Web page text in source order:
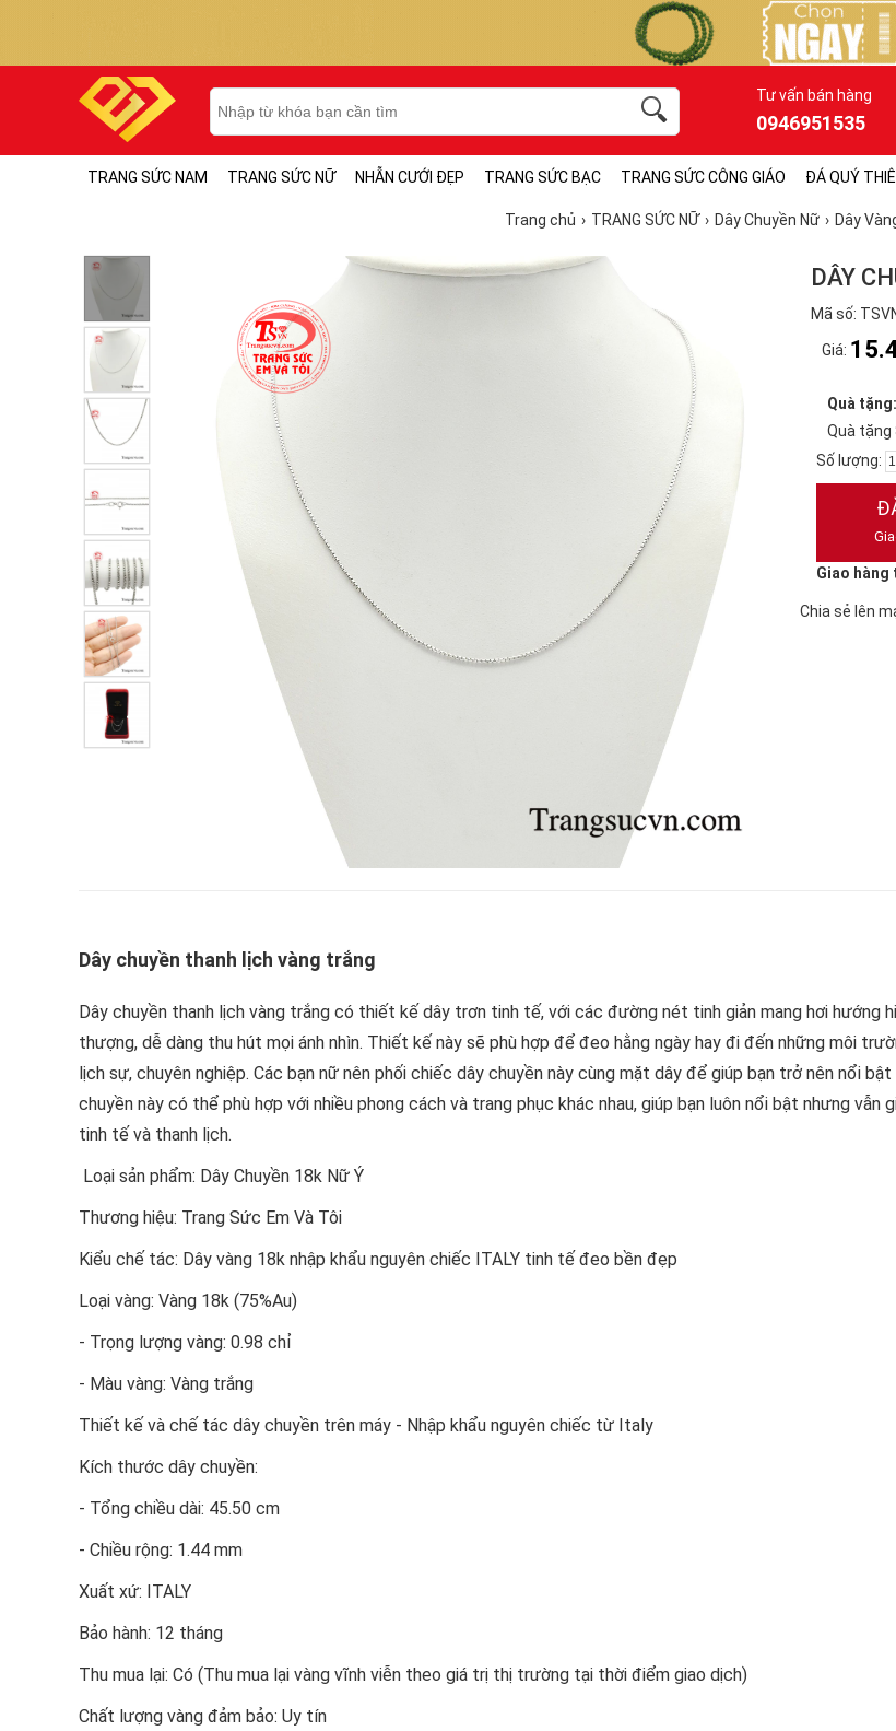
Tư vấn bán hàng
0946951535
TRANG SỨC NAM TRANG SỨC NỮ NHẪN CƯỚI ĐẸP TRANG SỨC BẠC TRANG SỨC CÔNG GIÁO ĐÁ QUÝ
Trang chủ TRANG SỨC NỮ Dây Chuyền Nữ Dây
DÂY
Mã số:
Giá:
Quà tặng:
Quà tặng
Số lượng:
Giao hàng
Chia sẻ lên
Dây chuyền thanh lịch vàng trắng
Dây chuyền thanh lịch vàng trắng có thiết kế dây trơn tinh tế, với các đường nét tinh giản mang hơi hướng
thượng, dễ dàng thu hút mọi ánh nhìn. Thiết kế này sẽ phù hợp để đeo hằng ngày hay đi đến những môi
lịch sự, chuyên nghiệp. Các bạn nữ nên phối chiếc dây chuyền này cùng mặt dây để giúp bạn trở nên nổi bật
chuyền này có thể phù hợp với nhiều phong cách và trang phục khác nhau, giúp bạn luôn nổi bật nhưng vẫn
tinh tế và thanh lịch.
Loại sản phẩm: Dây Chuyền 18k Nữ Ý
Thương hiệu: Trang Sức Em Và Tôi
Kiểu chế tác: Dây vàng 18k nhập khẩu nguyên chiếc ITALY tinh tế đeo bền đẹp
Loại vàng: Vàng 18k (75%Au)
- Trọng lượng vàng: 0.98 chỉ
- Màu vàng: Vàng trắng
Thiết kế và chế tác dây chuyền trên máy - Nhập khẩu nguyên chiếc từ Italy
Kích thước dây chuyền:
- Tổng chiều dài: 45.50 cm
- Chiều rộng: 1.44 mm
Xuất xứ: ITALY
Bảo hành: 12 tháng
Thu mua lại: Có (Thu mua lại vàng vĩnh viễn theo giá trị thị trường tại thời điểm giao dịch)
Chất lượng vàng đảm bảo: Uy tín